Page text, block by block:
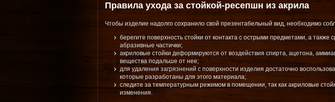
Правила ухода за стойкой-ресепшн из акрила
Чтобы изделие надолго сохранило свой презентабельный вид, необходимо
берегите поверхность стойки от контакта с острыми предметами, а также
абразивные частички;
акриловые стойки деформируются от воздействия спирта, ацетона,
вещества подальше от нее;
для удаления загрязнений с поверхности изделия достаточно
которые разработаны для этого материала;
следите за температурным режимом в помещении, так как акриловые
изменения.